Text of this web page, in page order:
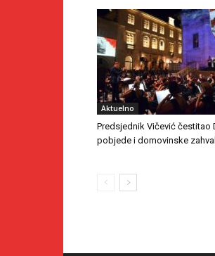
Aktuelno
Predsjednik Vičević čestitao
pobjede i domovinske